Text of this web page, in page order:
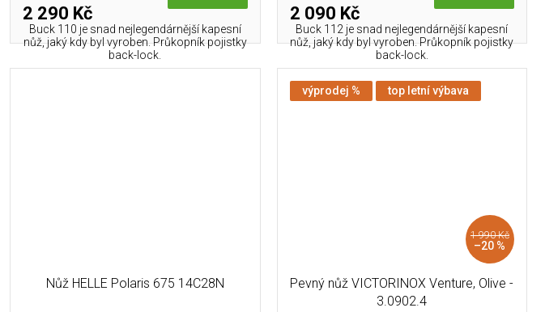
2 290 Kč
Buck 110 je snad nejlegendárnější kapesní
nůž, jaký kdy byl vyroben. Průkopník pojistky
back-lock.
2 090 Kč
Buck 112 je snad nejlegendárnější kapesní
nůž, jaký kdy byl vyroben. Průkopník pojistky
back-lock.
Nůž HELLE Polaris 675 14C28N
výprodej % top letní výbava
1 990 Kč
–20 %
Pevný nůž VICTORINOX Venture, Olive -
3.0902.4